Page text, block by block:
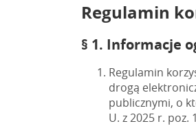
Regulamin
§ 1. Informacje
Regulamin
drogą
publicznymi, o
U. z 2025 r.